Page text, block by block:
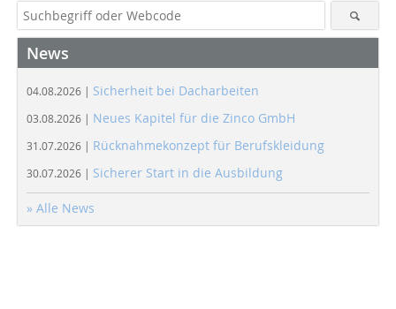
News
04.08.2026 | Sicherheit bei Dacharbeiten
03.08.2026 | Neues Kapitel für die Zinco GmbH
31.07.2026 | Rücknahmekonzept für Berufskleidung
30.07.2026 | Sicherer Start in die Ausbildung
» Alle News